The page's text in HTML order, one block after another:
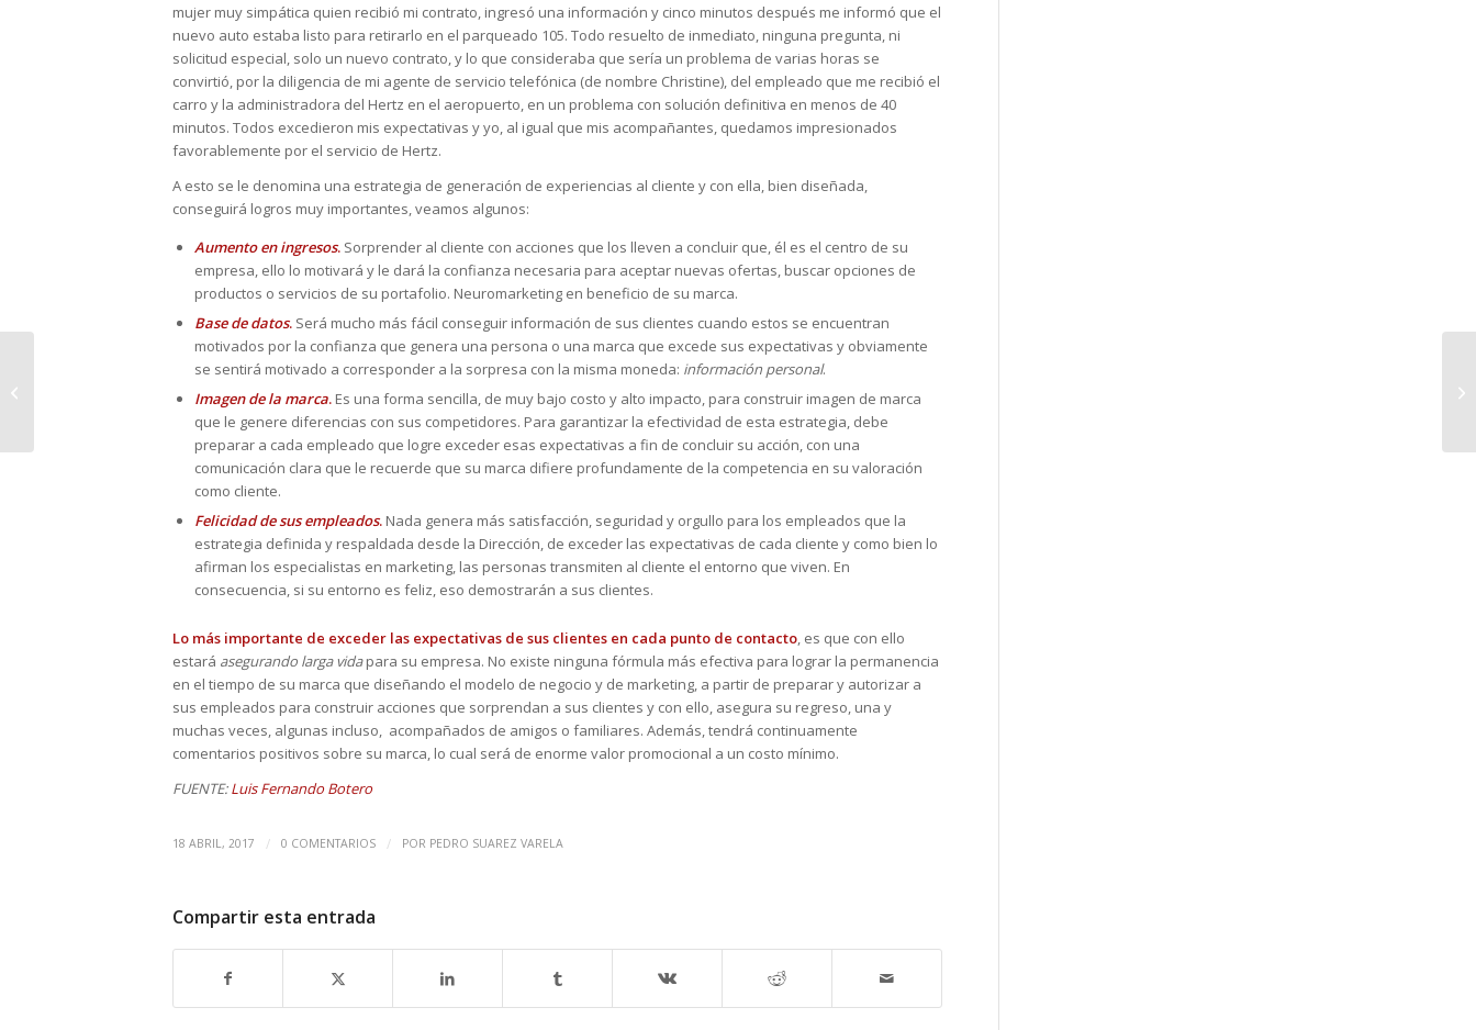
mujer muy simpática quien recibió mi contrato, ingresó una información y cinco minutos después me informó que el
nuevo auto estaba listo para retirarlo en el parqueado 105. Todo resuelto de inmediato, ninguna pregunta, ni
solicitud especial, solo un nuevo contrato, y lo que consideraba que sería un problema de varias horas se
convirtió, por la diligencia de mi agente de servicio telefónica (de nombre Christine), del empleado que me recibió el
carro y la administradora del Hertz en el aeropuerto, en un problema con solución definitiva en menos de 40
minutos. Todos excedieron mis expectativas y yo, al igual que mis acompañantes, quedamos impresionados
favorablemente por el servicio de Hertz.
A esto se le denomina una estrategia de generación de experiencias al cliente y con ella, bien diseñada,
conseguirá logros muy importantes, veamos algunos:
Aumento en ingresos. Sorprender al cliente con acciones que los lleven a concluir que, él es el centro de su
empresa, ello lo motivará y le dará la confianza necesaria para aceptar nuevas ofertas, buscar opciones de
productos o servicios de su portafolio. Neuromarketing en beneficio de su marca.
Base de datos. Será mucho más fácil conseguir información de sus clientes cuando estos se encuentran
motivados por la confianza que genera una persona o una marca que excede sus expectativas y obviamente
se sentirá motivado a corresponder a la sorpresa con la misma moneda: información personal.
Imagen de la marca. Es una forma sencilla, de muy bajo costo y alto impacto, para construir imagen de marca
que le genere diferencias con sus competidores. Para garantizar la efectividad de esta estrategia, debe
preparar a cada empleado que logre exceder esas expectativas a fin de concluir su acción, con una
comunicación clara que le recuerde que su marca difiere profundamente de la competencia en su valoración
como cliente.
Felicidad de sus empleados. Nada genera más satisfacción, seguridad y orgullo para los empleados que la
estrategia definida y respaldada desde la Dirección, de exceder las expectativas de cada cliente y como bien lo
afirman los especialistas en marketing, las personas transmiten al cliente el entorno que viven. En
consecuencia, si su entorno es feliz, eso demostrarán a sus clientes.
Lo más importante de exceder las expectativas de sus clientes en cada punto de contacto, es que con ello
estará asegurando larga vidapara su empresa. No existe ninguna fórmula más efectiva para lograr la permanencia
en el tiempo de su marca que diseñando el modelo de negocio y de marketing, a partir de preparar y autorizar a
sus empleados para construir acciones que sorprendan a sus clientes y con ello, asegura su regreso, una y
muchas veces, algunas incluso, acompañados de amigos o familiares. Además, tendrá continuamente
comentarios positivos sobre su marca, lo cual será de enorme valor promocional a un costo mínimo.
FUENTE:Luis Fernando Botero
18 ABRIL, 2017 / 0 COMENTARIOS / POR PEDRO SUAREZ VARELA
Compartir esta entrada
importancia de saber